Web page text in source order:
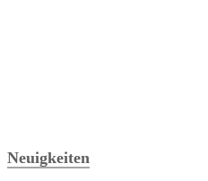
Neuigkeiten